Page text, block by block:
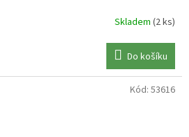
Skladem (2 ks)
Do košíku
Kód: 53616